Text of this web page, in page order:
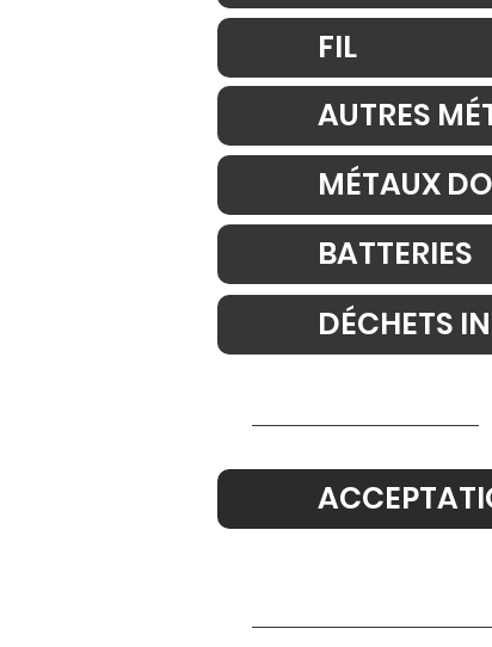
FIL
AUTRES
MÉTAUX
BATTERIES
DÉCHETS